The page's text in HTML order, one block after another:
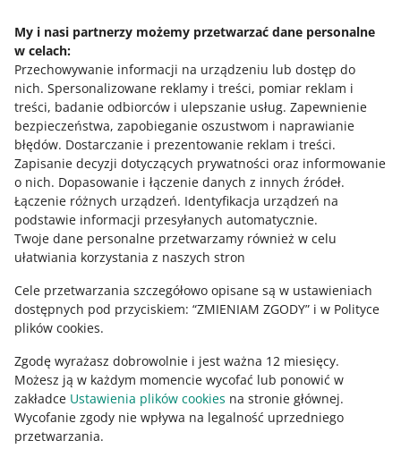
My i nasi partnerzy możemy przetwarzać dane personalne
w celach:
Przechowywanie informacji na urządzeniu lub dostęp do
nich. Spersonalizowane reklamy i treści, pomiar reklam i
treści, badanie odbiorców i ulepszanie usług. Zapewnienie
bezpieczeństwa, zapobieganie oszustwom i naprawianie
błędów. Dostarczanie i prezentowanie reklam i treści.
Zapisanie decyzji dotyczących prywatności oraz informowanie
o nich. Dopasowanie i łączenie danych z innych źródeł.
Łączenie różnych urządzeń. Identyfikacja urządzeń na
podstawie informacji przesyłanych automatycznie.
Twoje dane personalne przetwarzamy również w celu
ułatwiania korzystania z naszych stron
Cele przetwarzania szczegółowo opisane są w ustawieniach
dostępnych pod przyciskiem: “ZMIENIAM ZGODY” i w Polityce
plików cookies.
Zgodę wyrażasz dobrowolnie i jest ważna 12 miesięcy.
Możesz ją w każdym momencie wycofać lub ponowić w
zakładce Ustawienia plików cookies na stronie głównej.
Wycofanie zgody nie wpływa na legalność uprzedniego
przetwarzania.
będziemy już wyświetlać żółtej ikony wykrzyknika.
Takie informacje możesz uzyskać od producenta lub
dystrybutora. Informacje o tym, czy produkt podlega
przepisom ADR, znajdziesz również w karcie
charakterystyki – w sekcji 14.
Potrzebujesz pomocy?
Skontaktuj się z nami
Zapytaj społeczność
Zajrzyj na Allegro Gadane
Ta strona jest też dostępna w innych językach